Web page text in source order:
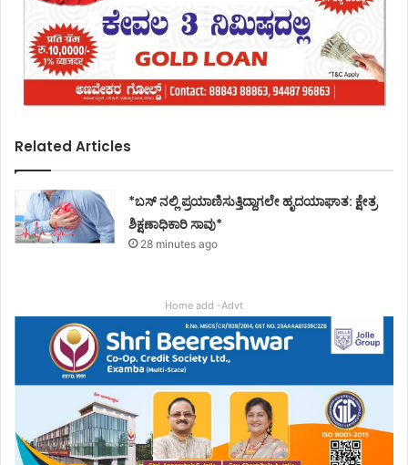
Related Articles
*ಬಸ್ ನಲ್ಲಿ ಪ್ರಯಾಣಿಸುತ್ತಿದ್ದಾಗಲೇ ಹೃದಯಾಘಾತ: ಕ್ಷೇತ್ರ
ಶಿಕ್ಷಣಾಧಿಕಾರಿ ಸಾವು*
28 minutes ago
Home add -Advt